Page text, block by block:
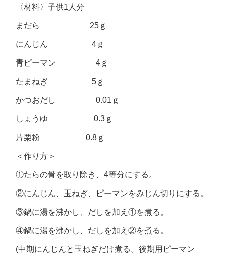
〈材料〉子供1人分
まだら 25ｇ
にんじん 4ｇ
青ピーマン 4ｇ
たまねぎ 5ｇ
かつおだし 0.01ｇ
しょうゆ 0.3ｇ
片栗粉 0.8ｇ
＜作り方＞
①たらの骨を取り除き、4等分にする。
②にんじん、玉ねぎ、ピーマンをみじん切りにする。
③鍋に湯を沸かし、だしを加え①を煮る。
④鍋に湯を沸かし、だしを加え②を煮る。
(中期にんじんと玉ねぎだけ煮る。後期用ピーマン